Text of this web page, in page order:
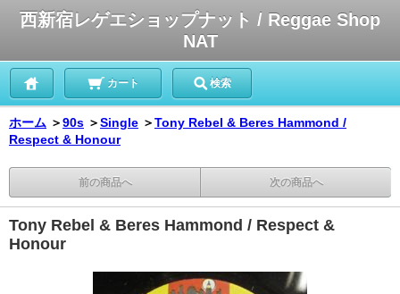
西新宿レゲエショップナット / Reggae Shop
NAT
カート 検索
ホーム ＞90s ＞Single ＞Tony Rebel & Beres Hammond /
Respect & Honour
前の商品へ 次の商品へ
Tony Rebel & Beres Hammond / Respect &
Honour